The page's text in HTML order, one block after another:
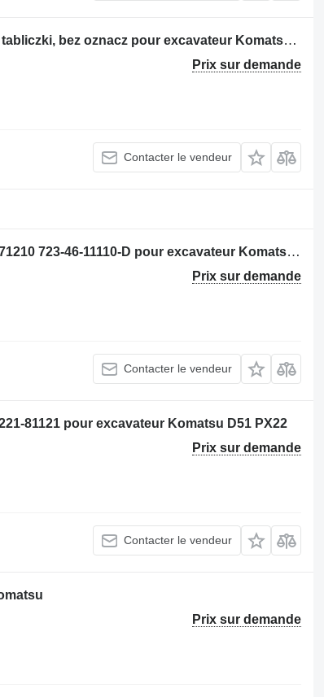
Distributeur hydraulique Komatsu 7sek Bez tabliczki, bez oznacz pour excavateur Komatsu PC290
Prix sur demande
Contacter le vendeur
Distributeur hydraulique Komatsu 7sek E4871210 723-46-11110-D pour excavateur Komatsu PC210-6K
Prix sur demande
Contacter le vendeur
81121 pour excavateur Komatsu D51 PX22
Prix sur demande
Contacter le vendeur
Prix sur demande